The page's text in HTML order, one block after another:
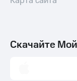
Скачайте